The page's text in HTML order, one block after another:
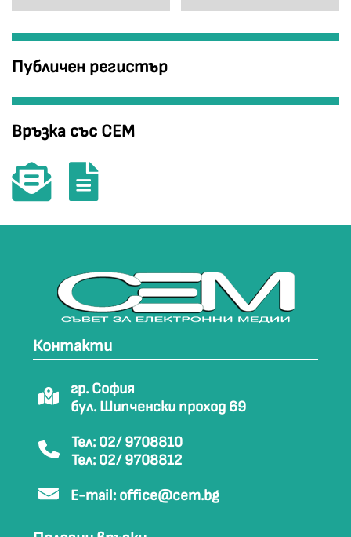
Публичен регистър
Връзка със СЕМ
Контакти
гр. София
бул. Шипченски проход 69
Тел: 02/ 9708810
Тел: 02/ 9708812
E-mail: office@cem.bg